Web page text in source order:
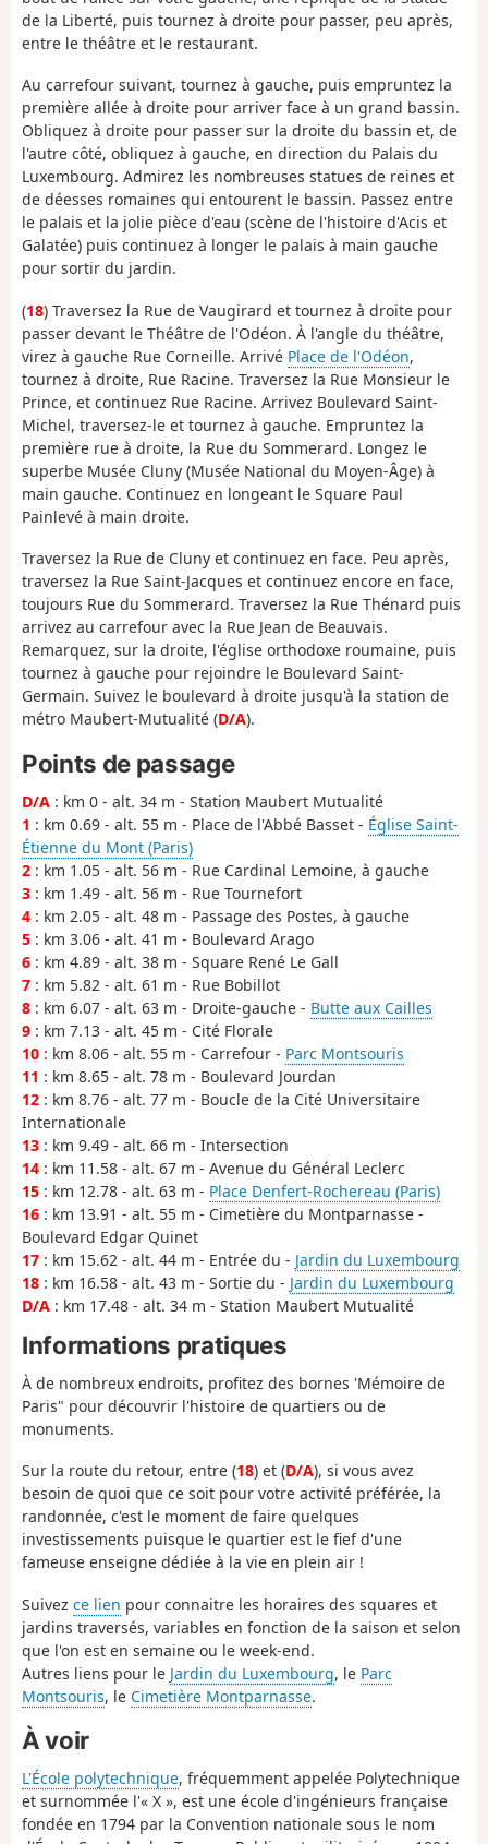
de la Liberté, puis tournez à droite pour passer, peu après,
entre le théâtre et le restaurant.
Au carrefour suivant, tournez à gauche, puis empruntez la
première allée à droite pour arriver face à un grand bassin.
Obliquez à droite pour passer sur la droite du bassin et, de
l'autre côté, obliquez à gauche, en direction du Palais du
Luxembourg. Admirez les nombreuses statues de reines et
de déesses romaines qui entourent le bassin. Passez entre
le palais et la jolie pièce d'eau (scène de l'histoire d'Acis et
Galatée) puis continuez à longer le palais à main gauche
pour sortir du jardin.
(18) Traversez la Rue de Vaugirard et tournez à droite pour
passer devant le Théâtre de l'Odéon. À l'angle du théâtre,
virez à gauche Rue Corneille. Arrivé Place de l'Odéon,
tournez à droite, Rue Racine. Traversez la Rue Monsieur le
Prince, et continuez Rue Racine. Arrivez Boulevard Saint-
Michel, traversez-le et tournez à gauche. Empruntez la
première rue à droite, la Rue du Sommerard. Longez le
superbe Musée Cluny (Musée National du Moyen-Âge) à
main gauche. Continuez en longeant le Square Paul
Painlevé à main droite.
Traversez la Rue de Cluny et continuez en face. Peu après,
traversez la Rue Saint-Jacques et continuez encore en face,
toujours Rue du Sommerard. Traversez la Rue Thénard puis
arrivez au carrefour avec la Rue Jean de Beauvais.
Remarquez, sur la droite, l'église orthodoxe roumaine, puis
tournez à gauche pour rejoindre le Boulevard Saint-
Germain. Suivez le boulevard à droite jusqu'à la station de
métro Maubert-Mutualité (D/A).
Points de passage
D/A : km 0 - alt. 34 m - Station Maubert Mutualité
1 : km 0.69 - alt. 55 m - Place de l'Abbé Basset - Église Saint-
Étienne du Mont (Paris)
2 : km 1.05 - alt. 56 m - Rue Cardinal Lemoine, à gauche
3 : km 1.49 - alt. 56 m - Rue Tournefort
4 : km 2.05 - alt. 48 m - Passage des Postes, à gauche
5 : km 3.06 - alt. 41 m - Boulevard Arago
6 : km 4.89 - alt. 38 m - Square René Le Gall
7 : km 5.82 - alt. 61 m - Rue Bobillot
8 : km 6.07 - alt. 63 m - Droite-gauche - Butte aux Cailles
9 : km 7.13 - alt. 45 m - Cité Florale
10 : km 8.06 - alt. 55 m - Carrefour - Parc Montsouris
11 : km 8.65 - alt. 78 m - Boulevard Jourdan
12 : km 8.76 - alt. 77 m - Boucle de la Cité Universitaire
Internationale
13 : km 9.49 - alt. 66 m - Intersection
14 : km 11.58 - alt. 67 m - Avenue du Général Leclerc
15 : km 12.78 - alt. 63 m - Place Denfert-Rochereau (Paris)
16 : km 13.91 - alt. 55 m - Cimetière du Montparnasse -
Boulevard Edgar Quinet
17 : km 15.62 - alt. 44 m - Entrée du - Jardin du Luxembourg
18 : km 16.58 - alt. 43 m - Sortie du - Jardin du Luxembourg
D/A : km 17.48 - alt. 34 m - Station Maubert Mutualité
Informations pratiques
À de nombreux endroits, profitez des bornes 'Mémoire de
Paris" pour découvrir l'histoire de quartiers ou de
monuments.
Sur la route du retour, entre (18) et (D/A), si vous avez
besoin de quoi que ce soit pour votre activité préférée, la
randonnée, c'est le moment de faire quelques
investissements puisque le quartier est le fief d'une
fameuse enseigne dédiée à la vie en plein air !
Suivez ce lien pour connaitre les horaires des squares et
jardins traversés, variables en fonction de la saison et selon
que l'on est en semaine ou le week-end.
Autres liens pour le Jardin du Luxembourg, le Parc
Montsouris, le Cimetière Montparnasse.
À voir
L'École polytechnique, fréquemment appelée Polytechnique
et surnommée l'« X », est une école d'ingénieurs française
fondée en 1794 par la Convention nationale sous le nom